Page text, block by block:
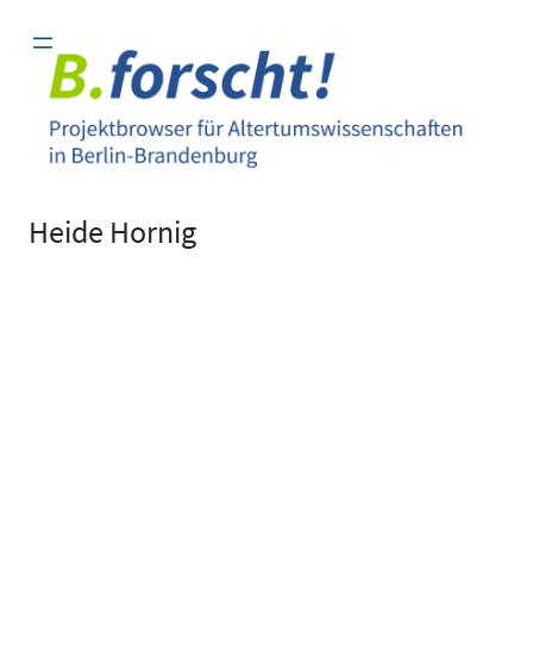
Inhalt
springen
Heide Hornig